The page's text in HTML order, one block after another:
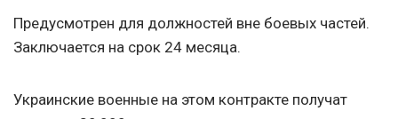
Предусмотрен для должностей вне боевых частей.
Заключается на срок 24 месяца.
Украинские военные на этом контракте получат